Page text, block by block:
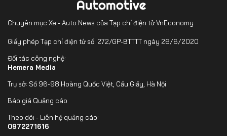
Chuyên mục Xe - Auto News của Tạp chí điện tử VnEconomy
Giấy phép Tạp chí điện tử số: 272/GP-BTTTT ngày 26/6/2020
Đối tác công nghệ:
Hemera Media
Trụ sở: Số 96-98 Hoàng Quốc Việt, Cầu Giấy, Hà Nội
Báo giá Quảng cáo
Theo dõi - Liên hệ quảng cáo:
0972271616